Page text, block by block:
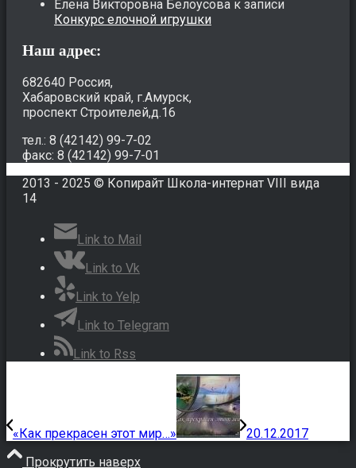
Елена Викторовна Белоусова к записи
Конкурс елочной игрушки
Наш адрес:
682640 Россия,
Хабаровский край, г.Амурск,
проспект Строителей,д.16
тел.: 8 (42142) 99-7-02
факс: 8 (42142) 99-7-01
2013 - 2025 © Копирайт Школа-интернат VIII вида
14
Link to Mail
Link to Vk
Link to Yelp
Link to Telegram
Link to Rss
«Как прекрасен этот мир…»
20.12.2017
Прокрутить наверх